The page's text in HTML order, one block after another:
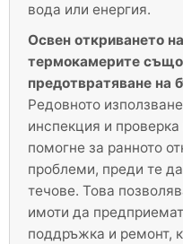
вода или енергия.
Освен откриването
термокамерите също
предотвратяване на
Редовното
инспекция и
помогне за ранното
проблеми, преди те
течове. Това
имоти да
поддръжка и ремонт,